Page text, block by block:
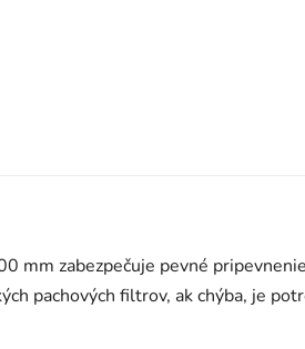
mm zabezpečuje pevné
pachových filtrov, ak chýba, je